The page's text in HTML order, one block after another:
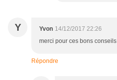
Y Yvon 14/12/2017 22:26
merci pour ces bons conseils
Répondre